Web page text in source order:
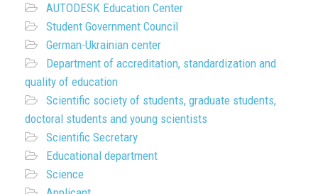
AUTODESK Education Center
Student Government Council
German-Ukrainian center
Department of accreditation, standardization and
quality of education
Scientific society of students, graduate students,
doctoral students and young scientists
Scientific Secretary
Educational department
Science